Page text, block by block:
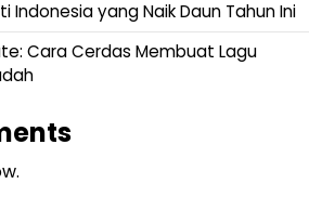
Indonesia yang Naik Daun Tahun Ini
Cara Cerdas Membuat Lagu